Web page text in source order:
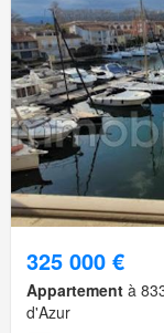
325 000 €
Appartement à
d'Azur